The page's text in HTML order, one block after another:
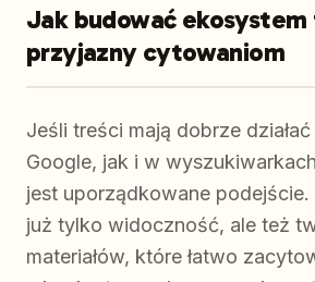
Jak budować
przyjazny cytowaniom
Jeśli treści mają dobrze
Google, jak i w
jest uporządkowane podejście.
już tylko widoczność, ale też
materiałów, które łatwo